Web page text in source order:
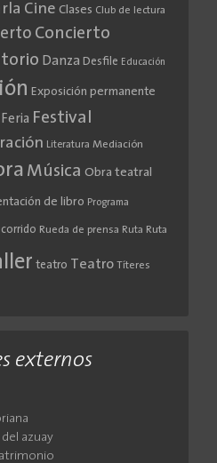
Cine Clases Club de lectura
Concierto
Danza Desfile Educación
Exposición permanente
Feria Festival
Literatura Mediación
Música Obra teatral
de libro Programa
Rueda de prensa Ruta Ruta
teatro Teatro Títeres
externos
azuay